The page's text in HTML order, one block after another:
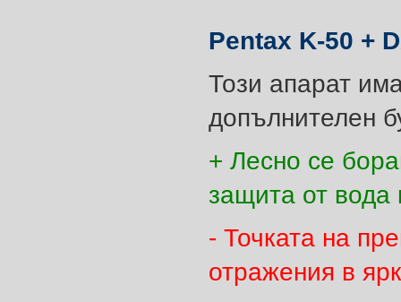
Pentax K-50 +
Този апарат
допълнителен
+ Лесно се
защита от вода
- Точката на
отражения в